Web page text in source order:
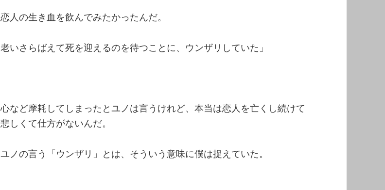
恋人の生き血を飲んでみたかったんだ。
老いさらばえて死を迎えるのを待つことに、ウンザリしていた」
心など摩耗してしまったとユノは言うけれど、本当は恋人を亡くし続けて
悲しくて仕方がないんだ。
ユノの言う「ウンザリ」とは、そういう意味に僕は捉えていた。